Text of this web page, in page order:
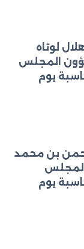
لوتاه
المجلس
يوم
بن محمد
يوم